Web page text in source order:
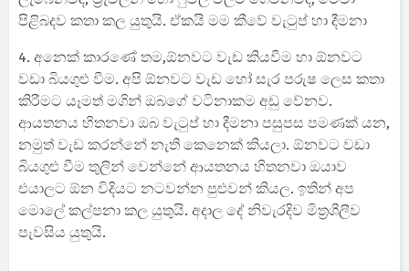
පිළිබදව කතා කල යුතුයි. ඒකයි මම කීවේ වැටුප් හා දීමනා
4. අනෙක් කාරණේ තම,ඕනවට වැඩ කියවීම හා ඕනවට
වඩා බියගුළු වීම. අපි ඕනවට වැඩ හෝ සැර පරුෂ ලෙස කතා
කිරීමට යෑමත් මගින් ඔබගේ වටිනාකම අඩු වේනව.
ආයතනය හිතනවා ඔබ වැටුප් හා දීමනා පසුපස පමණක් යන,
නමුත් වැඩ කරන්නේ නැති කෙනෙක් කියලා. ඕනවට වඩා
බියගුළු වීම තුලින් වෙන්නේ ආයතනය හිතනවා ඔයාව
එයාලට ඕන විදියට නටවන්න පුළුවන් කියල. ඉතින් අප
මොලේ කල්පනා කල යුතුයි. අදාල දේ නිවැරදිව මිත්‍රශීලීව
පැවසිය යුතුයි.